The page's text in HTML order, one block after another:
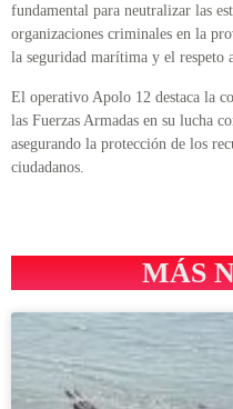
fundamental para neutralizar las
organizaciones criminales en la
la seguridad marítima y el respeto
El operativo Apolo 12 destaca la
las Fuerzas Armadas en su lucha
asegurando la protección de los
ciudadanos.
MÁS